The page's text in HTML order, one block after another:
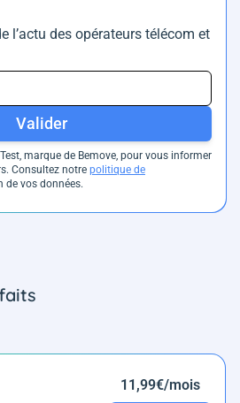
l’actu des opérateurs télécom et
Valider
marque de Bemove, pour vous informer
Consultez notre politique de
de vos données.
11,99€/mois